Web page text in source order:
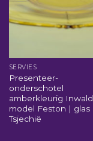
SERVIES
Presenteer-
onderschotel
amberkleurig Inwald
model Feston | glas
Tsjechië